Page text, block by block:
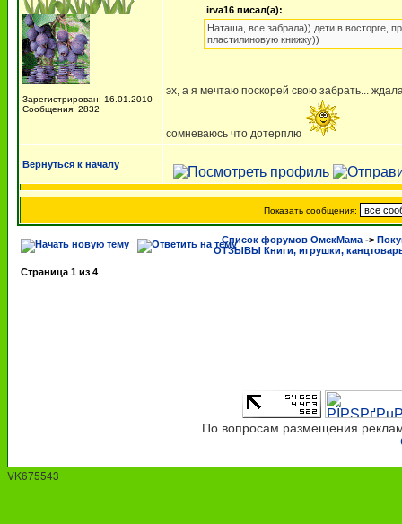
Зарегистрирован: 16.01.2010
Сообщения: 2832
irva16 писал(а):
Наташа, все забрала)) дети в восторге,
пластилиновую книжку))
эх, а я мечтаю поскорей свою забрать...
сомневаюсь что дотерплю
Вернуться к началу
Показать сообщения:
Список форумов ОмскМама ->
ОТЗЫВЫ Книги, игрушки,
Страница 1 из 4
По вопросам размещения
VK675543